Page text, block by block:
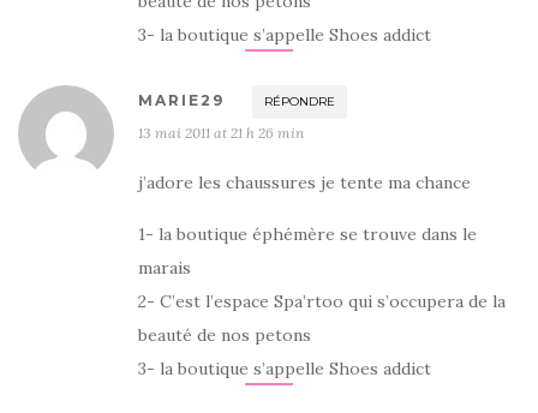
3- la boutique s’appelle Shoes addict
MARIE29 RÉPONDRE
13 mai 2011 at 21 h 26 min
j’adore les chaussures je tente ma chance
1- la boutique éphémère se trouve dans le
marais
2- C’est l’espace Spa’rtoo qui s’occupera de la
beauté de nos petons
3- la boutique s’appelle Shoes addict